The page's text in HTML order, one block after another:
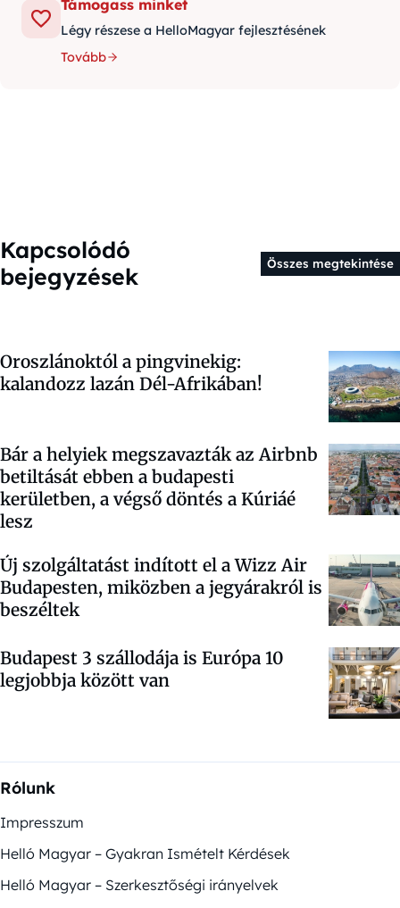
Támogass minket
Légy részese a HelloMagyar fejlesztésének
Tovább
Kapcsolódó
bejegyzések
Összes megtekintése
Oroszlánoktól a pingvinekig:
kalandozz lazán Dél-Afrikában!
Bár a helyiek megszavazták az Airbnb
betiltását ebben a budapesti
kerületben, a végső döntés a Kúriáé
lesz
Új szolgáltatást indított el a Wizz Air
Budapesten, miközben a jegyárakról is
beszéltek
Budapest 3 szállodája is Európa 10
legjobbja között van
Rólunk
Impresszum
Helló Magyar – Gyakran Ismételt Kérdések
Helló Magyar – Szerkesztőségi irányelvek